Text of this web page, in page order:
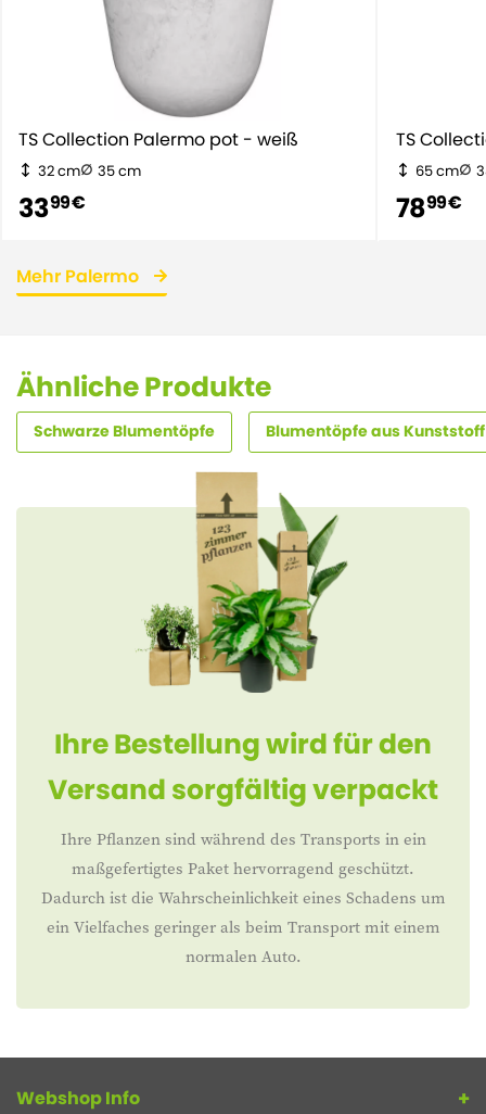
TS Collection Palermo pot - weiß
32 cm 35 cm
3399 €
TS
65 cm
7899 €
Mehr Palermo
Ähnliche Produkte
Schwarze Blumentöpfe Blumentöpfe aus Kunststoff
Ihre Bestellung wird für den
Versand sorgfältig verpackt
Ihre Pflanzen sind während des Transports in ein
maßgefertigtes Paket hervorragend geschützt.
Dadurch ist die Wahrscheinlichkeit eines Schadens um
ein Vielfaches geringer als beim Transport mit einem
normalen Auto.
Webshop Info